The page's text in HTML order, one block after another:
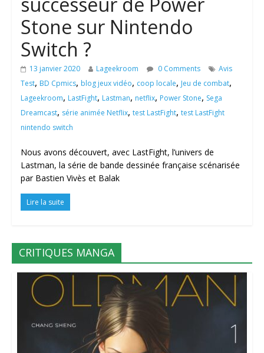
Stone sur Nintendo
Switch ?
13 janvier 2020 Lageekroom 0 Comments
Avis
Test, BD Cpmics, blog jeux vidéo, coop locale, Jeu de combat,
Lageekroom, LastFight, Lastman, netflix, Power Stone, Sega
Dreamcast, série animée Netflix, test LastFight, test LastFight
nintendo switch
Nous avons découvert, avec LastFight, l’univers de
Lastman, la série de bande dessinée française scénarisée
par Bastien Vivès et Balak
Lire la suite
CRITIQUES MANGA